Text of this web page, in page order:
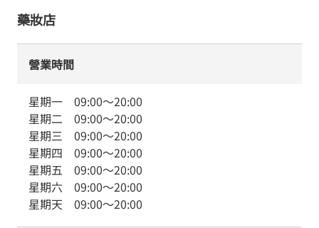
藥妝店
營業時間
星期一 09:00～20:00
星期二 09:00～20:00
星期三 09:00～20:00
星期四 09:00～20:00
星期五 09:00～20:00
星期六 09:00～20:00
星期天 09:00～20:00